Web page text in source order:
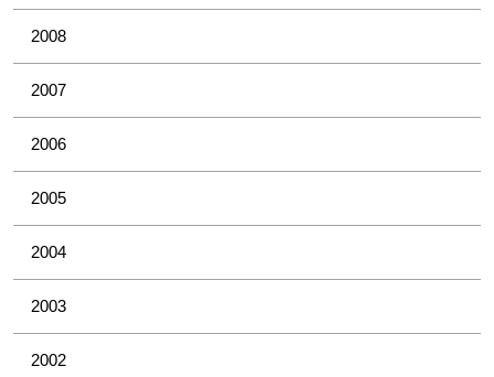
2008
2007
2006
2005
2004
2003
2002